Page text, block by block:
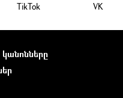
ТikТоk VK